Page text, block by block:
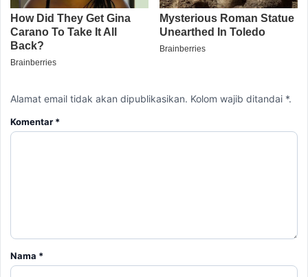
Alamat email tidak akan dipublikasikan. Kolom wajib ditandai *.
Komentar *
Nama *